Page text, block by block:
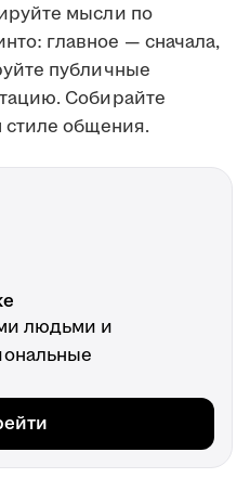
мысли по
главное — сначала,
публичные
Собирайте
стиле общения.
людьми и